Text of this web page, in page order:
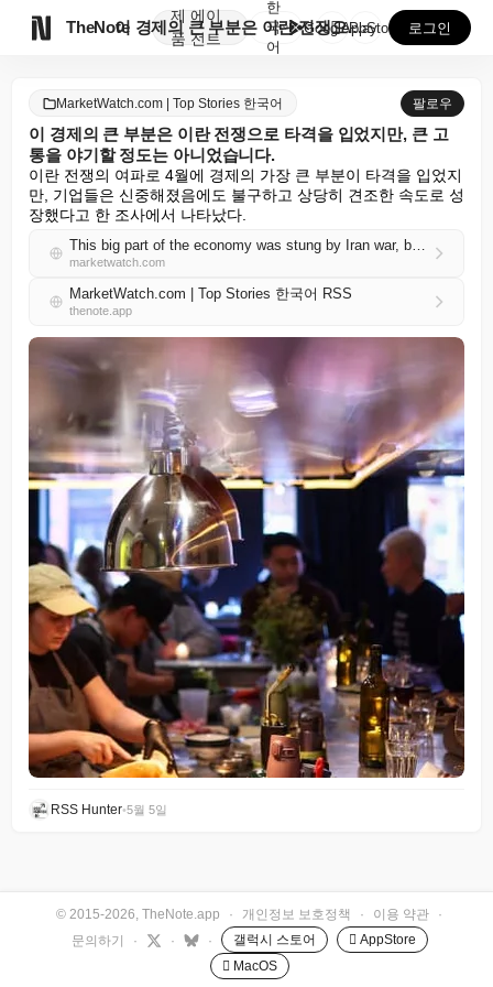
TheNote
제
품
에이
전트
이 경제의 큰 부분은 이란 전쟁으로 타격을 입었지만, ...
한
국
어
GooglePlay
AppStore 로그인
MarketWatch.com | Top Stories 한국어 팔로우
이 경제의 큰 부분은 이란 전쟁으로 타격을 입었지만, 큰 고
통을 야기할 정도는 아니었습니다.
이란 전쟁의 여파로 4월에 경제의 가장 큰 부분이 타격을 입었지
만, 기업들은 신중해졌음에도 불구하고 상당히 견조한 속도로 성
장했다고 한 조사에서 나타났다.
This big part of the economy was stung by Iran war, but not enough to cause a lot of pain
marketwatch.com
MarketWatch.com | Top Stories 한국어 RSS
thenote.app
RSS Hunter•5월 5일
© 2015-2026, TheNote.app · 개인정보 보호정책 · 이용 약관
·
문의하기
· · · 갤럭시 스토어
 AppStore
 MacOS